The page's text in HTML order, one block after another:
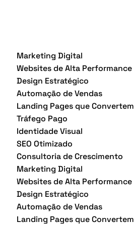
Marketing Digital
Websites de Alta Performance
Design Estratégico
Automação de Vendas
Landing Pages que Convertem
Tráfego Pago
Identidade Visual
SEO Otimizado
Consultoria de Crescimento
Marketing Digital
Websites de Alta Performance
Design Estratégico
Automação de Vendas
Landing Pages que Convertem